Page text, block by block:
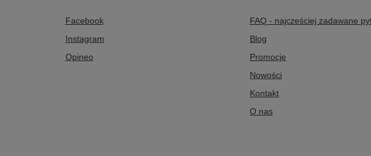
Facebook
Instagram
Opineo
FAQ - najcześciej zadawane
Blog
Promocje
Nowości
Kontakt
O nas